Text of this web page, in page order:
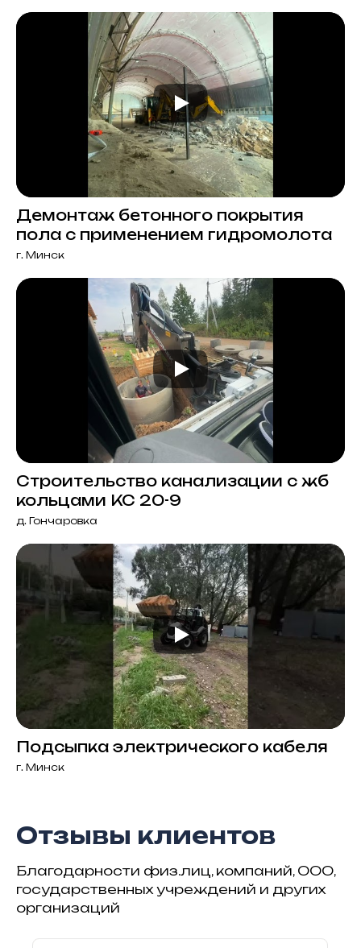
Демонтаж бетонного покрытия
пола с применением гидромолота
г. Минск
Строительство канализации с жб
кольцами КС 20-9
д. Гончаровка
Подсыпка электрического кабеля
г. Минск
Отзывы клиентов
Благодарности физ.лиц, компаний, ООО,
государственных учреждений и других
организаций